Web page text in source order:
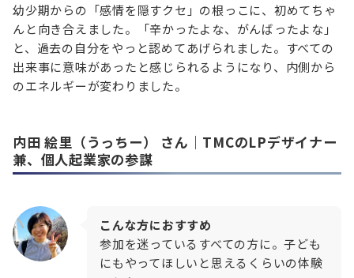
幼少期からの「感情を隠すクセ」の根っこに、初めてちゃ
んと向き合えました。「辛かったよな、がんばったよな」
と、過去の自分をやっと認めてあげられました。すべての
出来事に意味があったと感じられるようになり、内側から
のエネルギーが変わりました。
内田 絵里（うっちー）
さん｜TMCのLPデザイナー
兼、個人起業家の参謀
こんな方におすすめ
参加を迷っているすべての方に。子ども
にもやってほしいと思えるくらいの体験